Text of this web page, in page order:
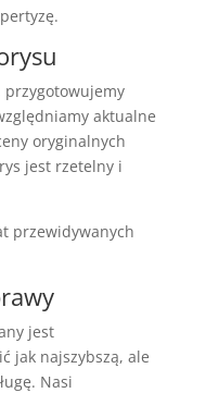
przygotowujemy
aktualne
oryginalnych
jest rzetelny i
przewidywanych
jest
jak najszybszą, ale
Nasi